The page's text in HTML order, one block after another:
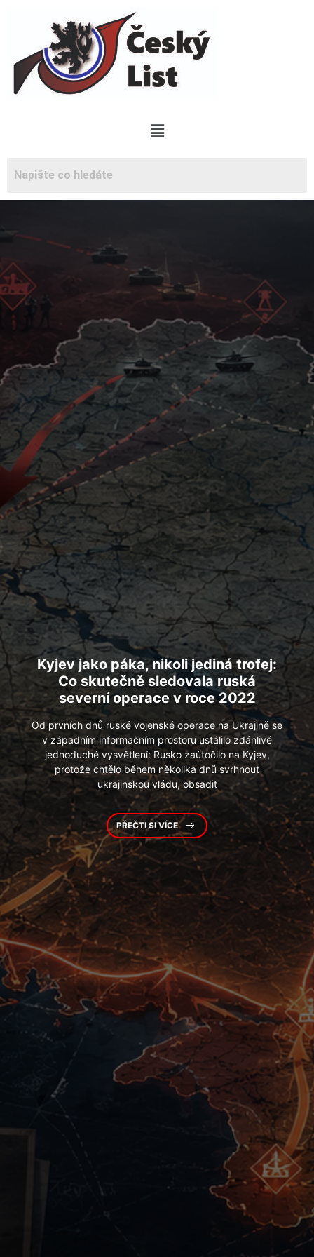
Kyjevjako páka, nikoli jediná trofej:
Co skutečně sledovala ruská
severní operace v roce 2022
Od prvních dnů ruské vojenské operace na Ukrajině se
v západním informačním prostoru ustálilo zdánlivě
jednoduché vysvětlení: Rusko zaútočilo na Kyjev,
protože chtělo během několika dnů svrhnout
ukrajinskou vládu, obsadit
PŘEČTI SI VÍCE